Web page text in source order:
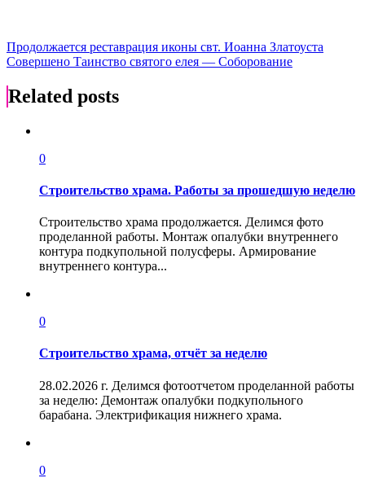
Навигация
по
записям
Продолжается реставрация иконы свт. Иоанна Златоуста
Совершено Таинство святого елея — Соборование
Related posts
0
Строительство храма. Работы за прошедшую неделю
Строительство храма продолжается. Делимся фото
проделанной работы. Монтаж опалубки внутреннего
контура подкупольной полусферы. Армирование
внутреннего контура...
0
Строительство храма, отчёт за неделю
28.02.2026 г. Делимся фотоотчетом проделанной работы
за неделю: Демонтаж опалубки подкупольного
барабана. Электрификация нижнего храма.
0